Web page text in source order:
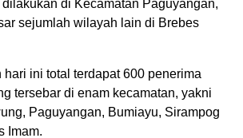
di Kecamatan Paguyangan,
sejumlah wilayah lain di Brebes
hari ini total terdapat 600 penerima
tersebar di enam kecamatan, yakni
Paguyangan, Bumiayu, Sirampog
Imam.